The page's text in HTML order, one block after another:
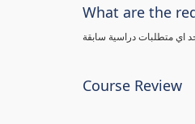
What are the
اي متطلبات دراسية سابقة
Course Review